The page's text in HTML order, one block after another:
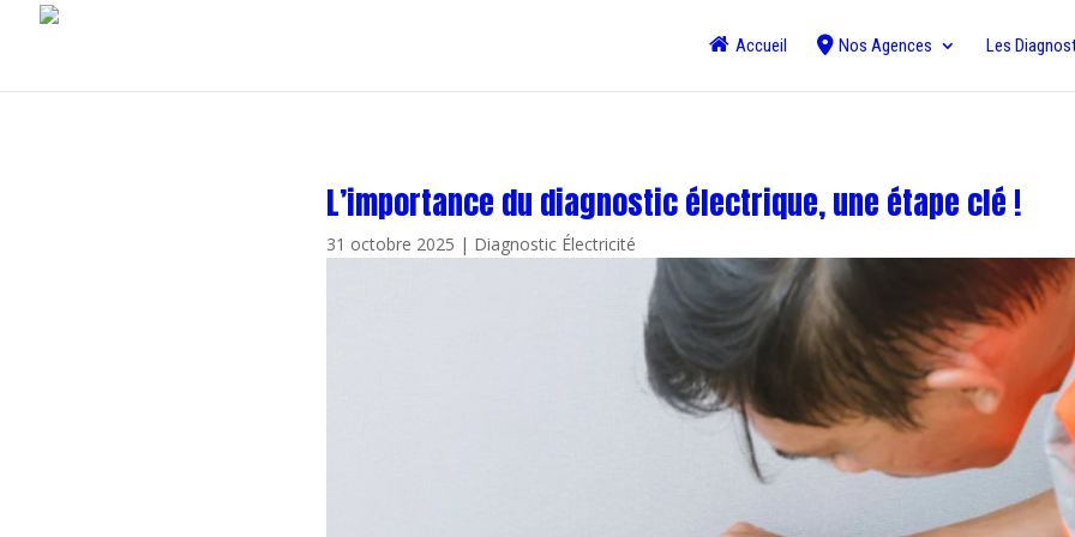
Accueil Nos Agences Les
L’importance du diagnostic électrique, une étape clé !
31 octobre 2025 | Diagnostic Électricité